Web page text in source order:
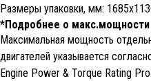
Размеры упаковки, мм:
*Подробнее о макс.мощности
Максимальная мощность
двигателей указывается
Engine Power & Torque Rating